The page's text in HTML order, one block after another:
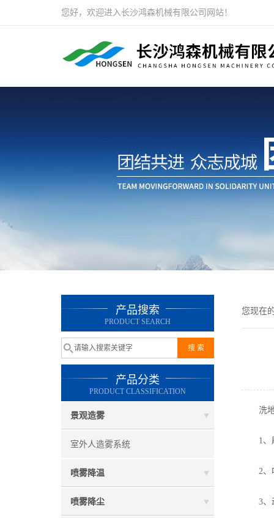
您好，欢迎进入长沙鸿森机械有限公司网站！
产品搜索
PRODUCT SEARCH
产品分类
PRODUCT CLASSIFICATION
景观造雾
室外人造雾系统
喷雾降温
喷雾降尘
您现在
洗地
1、刷
2、吸
3、动